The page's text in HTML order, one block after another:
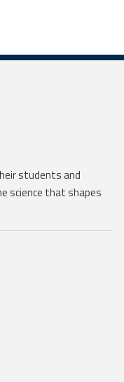
students and
science that shapes